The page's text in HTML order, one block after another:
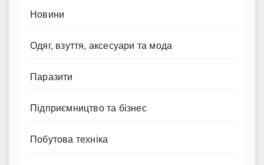
Новини
Одяг, взуття, аксесуари та мода
Паразити
Підприємництво та бізнес
Побутова техніка